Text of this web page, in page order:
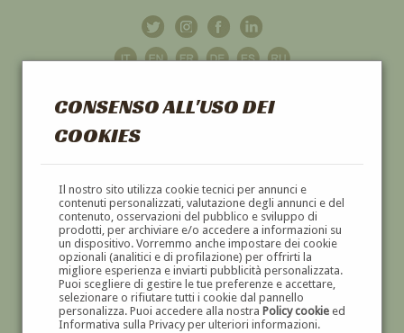
CONSENSO ALL'USO DEI
COOKIES
Il nostro sito utilizza cookie tecnici per annunci e
contenuti personalizzati, valutazione degli annunci e del
contenuto, osservazioni del pubblico e sviluppo di
prodotti, per archiviare e/o accedere a informazioni su
un dispositivo. Vorremmo anche impostare dei cookie
opzionali (analitici e di profilazione) per offrirti la
migliore esperienza e inviarti pubblicità personalizzata.
Puoi scegliere di gestire le tue preferenze e accettare,
selezionare o rifiutare tutti i cookie dal pannello
personalizza. Puoi accedere alla nostra Policy cookieed
Informativa sulla Privacy per ulteriori informazioni.
GALLERIAD'ARTE
DIPINTI E SCULTURE '800 E '900